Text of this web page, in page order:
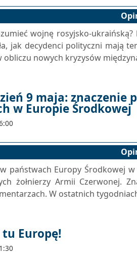
wojnę rosyjsko-
jak decydenci polityczni mają
nowych kryzysów
9 maja: znaczenie
w Europie Środkowej
państwach Europy Środkowej
żołnierzy Armii Czerwonej.
W ostatnich
Europę!